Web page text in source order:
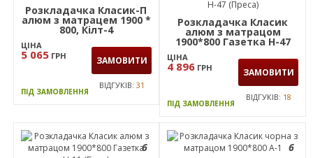
Розкладачка Класик-П
алюм з матрацем 1900 *
800, Кiлт-4
ЦІНА
5 065 ГРН ЗАМОВИТИ
ПІД ЗАМОВЛЕННЯ
ВІДГУКІВ:31
Розкладачка Класик
алюм з матрацом
1900*800 Газетка Н-47
ЦІНА
4 896 ГРН ЗАМОВИТИ
ПІД ЗАМОВЛЕННЯ
ВІДГУКІВ: 18
6
6